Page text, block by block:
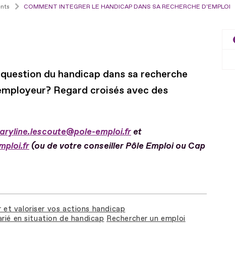
COMMENT INTEGRER LE HANDICAP DANS SA RECHERCHE D'EMPLOI
du handicap dans sa recherche
Regard croisés avec des
emploi.fr et
(ou de votre conseiller Pôle Emploi ou Cap
et valoriser vos actions handicap
en situation de handicap Rechercher un emploi